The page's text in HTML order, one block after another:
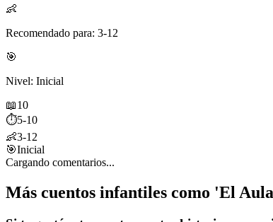
👶
Recomendado para: 3-12
🎯
Nivel: Inicial
📖10
⏱️5-10
👶3-12
🎯Inicial
Cargando comentarios...
Más cuentos infantiles como 'El